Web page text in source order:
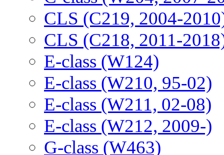
CLS (C219, 2004-
CLS (C218, 2011-
E-class (W124)
E-class (W210, 95-02)
E-class (W211, 02-08)
E-class (W212, 2009-)
G-class (W463)